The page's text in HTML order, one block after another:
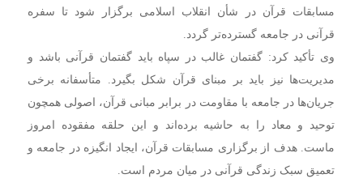
مسابقات قرآن در شأن انقلاب اسلامی برگزار شود تا سفره
قرآنی در جامعه گسترده‌تر گردد.
وی تأکید کرد: گفتمان غالب در سپاه باید گفتمان قرآنی باشد و
مدیریت‌ها نیز باید بر مبنای قرآن شکل بگیرد. متأسفانه برخی
جریان‌ها در جامعه با مقاومت در برابر مبانی قرآن، اصولی همچون
توحید و معاد را به حاشیه برده‌اند و این حلقه مفقوده امروز
ماست. هدف از برگزاری مسابقات قرآن، ایجاد انگیزه در جامعه و
تعمیق سبک زندگی قرآنی در میان مردم است.